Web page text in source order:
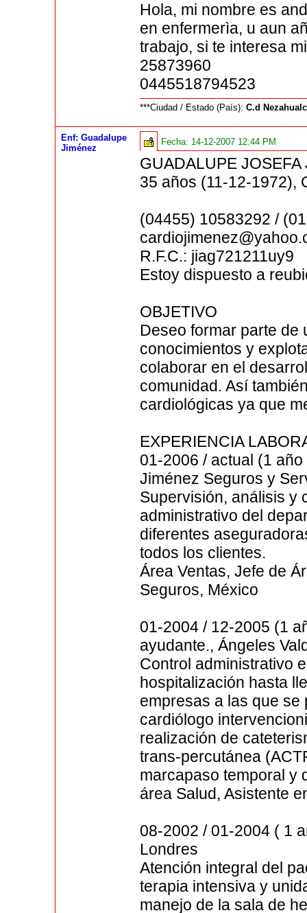
Hola, mi nombre es
en enfermerìa, u aun
trabajo, si te interesa
25873960
0445518794523
***Ciudad / Estado (País):C.d
Enf: Guadalupe
Jiménez
Fecha: 14-12-2007 12:44 PM
GUADALUPE
35 años (11-12-1972),
(04455) 10583292 /
R.F.C.: jiag721211uy9
Estoy dispuesto a
OBJETIVO
Deseo formar parte de
conocimientos y
colaborar en el
comunidad. Así
cardiológicas ya que
EXPERIENCIA
01-2006 / actual (1
Jiménez Seguros y
Supervisión, análisis y
administrativo del
diferentes
todos los clientes.
Área Ventas, Jefe de
Seguros, México
01-2004 / 12-2005 (1
ayudante., Ángeles
Control administrativo
hospitalización hasta
empresas a las que
cardiólogo
realización de
trans-percutánea
marcapaso temporal y
área Salud, Asistente
08-2002 / 01-2004 ( 1
Londres
Atención integral del
terapia intensiva y
manejo de la sala de